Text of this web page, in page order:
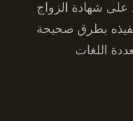
على شهادة الزواج
بطرق صحيحة
اللغات